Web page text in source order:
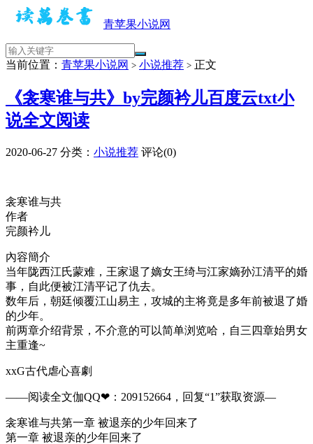
青苹果小说网
当前位置： 青苹果小说网 > 小说推荐 > 正文
《衾寒谁与共》by完颜衿儿百度云txt小
说全文阅读
2020-06-27 分类： 小说推荐 评论(0)
衾寒谁与共
作者
完颜衿儿
內容簡介
当年陇西江氏蒙难，王家退了嫡女王绮与江家嫡孙江清平的婚
事，自此便被江清平记了仇去。
数年后，朝廷倾覆江山易主，攻城的主将竟是多年前被退了婚
的少年。
前两章介绍背景，不介意的可以简单浏览哈，自三四章始男女
主重逢~
xxG古代虐心喜劇
——阅读全文伽QQ❤：209152664，回复“1”获取资源—
衾寒谁与共第一章 被退亲的少年回来了
第一章 被退亲的少年回来了